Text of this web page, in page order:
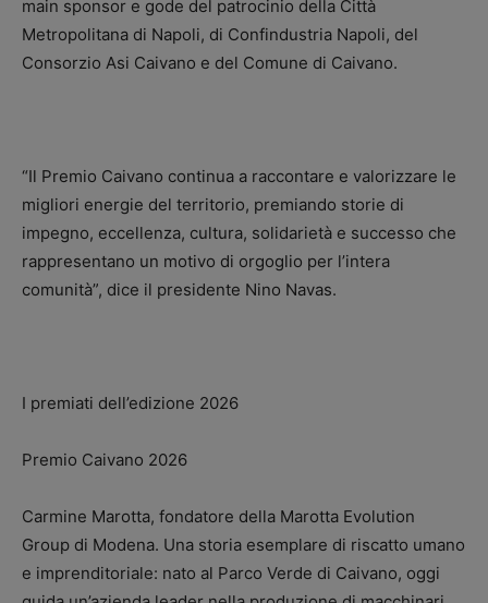
main sponsor e gode del patrocinio della Città
Metropolitana di Napoli, di Confindustria Napoli, del
Consorzio Asi Caivano e del Comune di Caivano.
“Il Premio Caivano continua a raccontare e valorizzare le
migliori energie del territorio, premiando storie di
impegno, eccellenza, cultura, solidarietà e successo che
rappresentano un motivo di orgoglio per l’intera
comunità”, dice il presidente Nino Navas.
I premiati dell’edizione 2026
Premio Caivano 2026
Carmine Marotta, fondatore della Marotta Evolution
Group di Modena. Una storia esemplare di riscatto umano
e imprenditoriale: nato al Parco Verde di Caivano, oggi